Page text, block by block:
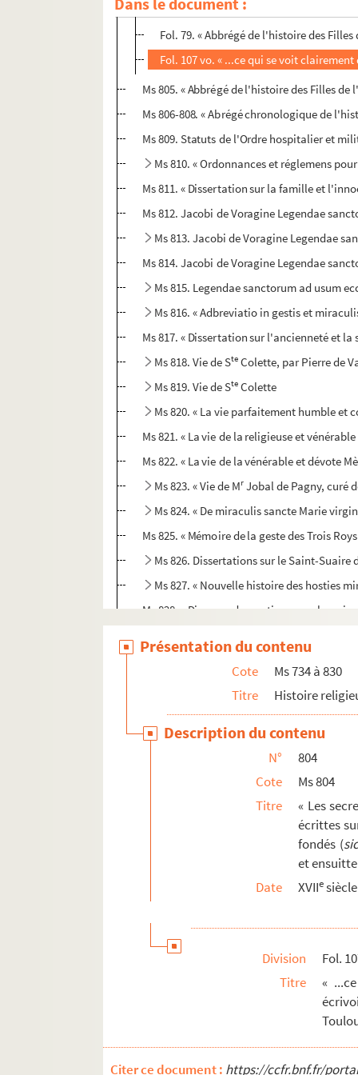
Fol. 70 vo. « Abbrégé de l'histoire. .. [
Fol. 79. « Abbrégé de l'histoire des
Fol. 107 vo. « ...ce qui se voit
Ms 805. « Abbrégé de l'histoire des Filles
Ms 806-808. « Abrégé chronologique de
Ms 809. Statuts de l'Ordre hospitalier et
Ms 810. « Ordonnances et réglemens
Ms 811. « Dissertation sur la famille et
Ms 812. Jacobi de Voragine Legendae
Ms 813. Jacobi de Voragine Legendae
Ms 814. Jacobi de Voragine Legendae
Ms 815. Legendae sanctorum ad usum
Ms 816. « Adbreviatio in gestis et
Ms 817. « Dissertation sur l'ancienneté et
Ms 818. Vie de Ste Colette, par Pierre de
Ms 819. Vie de Ste Colette
Ms 820. « La vie parfaitement humble et
Ms 821. « La vie de la religieuse et
Ms 822. « La vie de la vénérable et dévote
Ms 823. « Vie de Mr Jobal de Pagny, curé
Ms 824. « De miraculis sancte Marie
Ms 825. « Mémoire de la geste des Trois
Ms 826. Dissertations sur le Saint-Suaire
Ms 827. « Nouvelle histoire des hosties
Ms 828. « Discours dogmatiques sur les
Ms 831 à 897. Histoire
Ms 898 à 1004. Histoire de la Franche-Comté
Présentation du contenu
Cote
Ms 734 à 830
Titre
Histoire
Description du contenu
N°
804
Cote
Ms 804
Titre
« Les
écrittes
fondés (sic
et
Date
XVIIesiècle
Division
Fol.
Titre
«
Citer ce document : https://ccfr.bnf.fr/